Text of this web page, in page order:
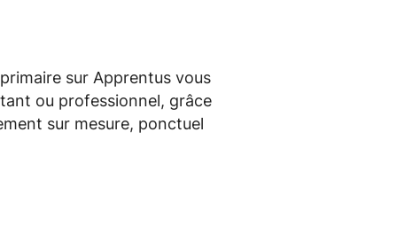
sur Apprentus vous
ou professionnel, grâce
sur mesure, ponctuel